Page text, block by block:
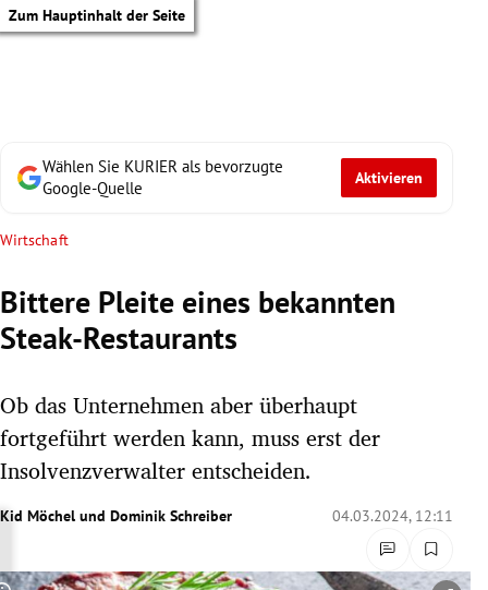
Zum Hauptinhalt der Seite
Untermenü
Untermenü
Wählen Sie KURIER als bevorzugte
Google-Quelle
Aktivieren
Wirtschaft
Bittere Pleite eines bekannten
Steak-Restaurants
Ob das Unternehmen aber überhaupt
fortgeführt werden kann, muss erst der
Insolvenzverwalter entscheiden.
Kid Möchel und Dominik Schreiber 04.03.2024, 12:11